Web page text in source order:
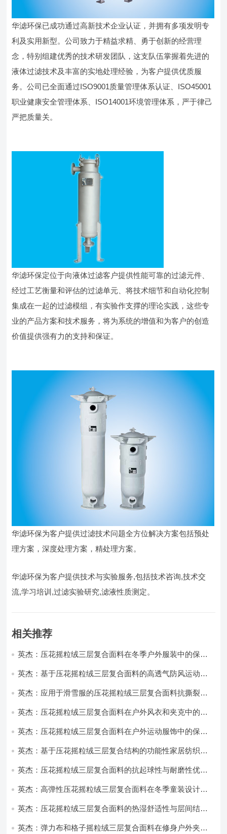
华滤环保已成功通过高新技术企业认证，并拥有多项发明专
利及实用新型。公司致力于精益求精、勇于创新的经营理
念，特别组建优秀的技术研发团队，这支队伍掌握着先进的
液体过滤技术及丰富的实地处理经验，为客户提供优质服
务。公司已全面通过ISO9001质量管理体系认证、ISO45001
职业健康安全管理体系、ISO14001环境管理体系，严于律己
严把质量关。
华滤环保定位于向液体过滤客户提供性能可靠的过滤元件、
经过工艺衡量和评估的过滤单元、将技术细节和自动化控制
集成在一起的过滤模组，有实验作支撑的理论实践，这些专
业的产品方案和技术服务，将为系统的增值和为客户的创造
价值提供强有力的支持和保证。
华滤环保为客户提供过滤技术问题全方位解决方案包括预处
理方案，深度处理方案，精处理方案。
华滤环保为客户提供技术与实验服务,包括技术咨询,技术交
流,学习培训,过滤实验研究,滤液性质测定。
相关推荐
英杰：压花摇粒绒三层复合面料在冬季户外服装中的保暖
英杰：基于压花摇粒绒三层复合面料的高透气防风运动服
英杰：应用于滑雪服的压花摇粒绒三层复合面料抗撕裂与
英杰：压花摇粒绒三层复合面料在户外风衣和夹克中的应
英杰：压花摇粒绒三层复合面料在户外运动服饰中的保暖
英杰：基于压花摇粒绒三层复合结构的功能性家居纺织品
英杰：压花摇粒绒三层复合面料的抗起球性与耐磨性优化
英杰：高弹性压花摇粒绒三层复合面料在冬季童装设计中
英杰：压花摇粒绒三层复合面料的热湿舒适性与层间结合
英杰：弹力布和格子摇粒绒三层复合面料在修身户外夹克